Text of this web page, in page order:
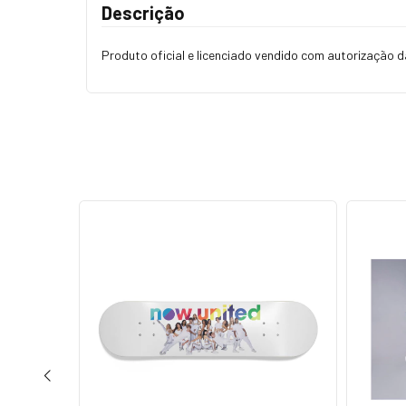
Descrição
Produto oficial e licenciado vendido com autorização